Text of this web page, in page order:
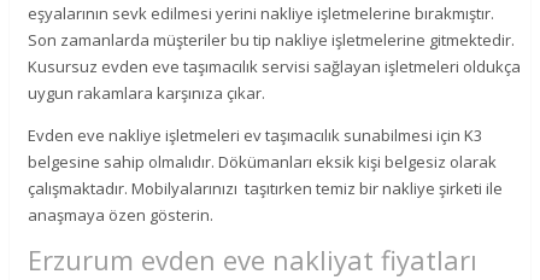
eşyalarının sevk edilmesi yerini nakliye işletmelerine bırakmıştır.
Son zamanlarda müşteriler bu tip nakliye işletmelerine gitmektedir.
Kusursuz evden eve taşımacılık servisi sağlayan işletmeleri oldukça
uygun rakamlara karşınıza çıkar.
Evden eve nakliye işletmeleri ev taşımacılık sunabilmesi için K3
belgesine sahip olmalıdır. Dökümanları eksik kişi belgesiz olarak
çalışmaktadır. Mobilyalarınızı taşıtırken temiz bir nakliye şirketi ile
anaşmaya özen gösterin.
Erzurum evden eve nakliyat fiyatları